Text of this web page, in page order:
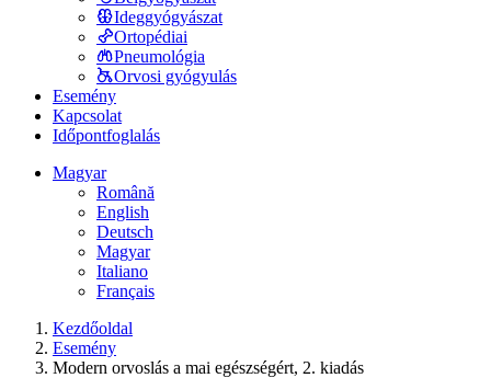
Ideggyógyászat
Ortopédiai
Pneumológia
Orvosi gyógyulás
Esemény
Kapcsolat
Időpontfoglalás
Magyar
Română
English
Deutsch
Magyar
Italiano
Français
Kezdőoldal
Esemény
Modern orvoslás a mai egészségért, 2. kiadás